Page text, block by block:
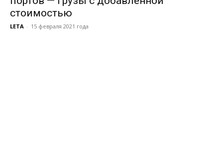
стоимостью
LETA - 15 февраля 2021 года